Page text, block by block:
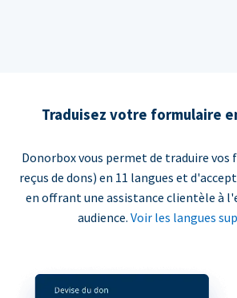
Traduisez votre formulaire
Donorbox vous permet de traduire vos
reçus de dons) en 11 langues et
en offrant une assistance clientèle à
audience. Voir les langues